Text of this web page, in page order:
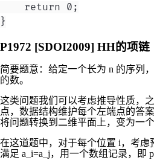
    return 0;
P1972 [SDOI2009] HH的项链
简要题意：给定一个长为 n 的序列，
的数。
这类问题我们可以考虑推导性质，
点，数据结构维护每个左端点的答
将问题转换到二维平面上，变为一
在这道题中，对于每个位置 i，考虑
满足 a_i=a_j，用一个数组记录，即